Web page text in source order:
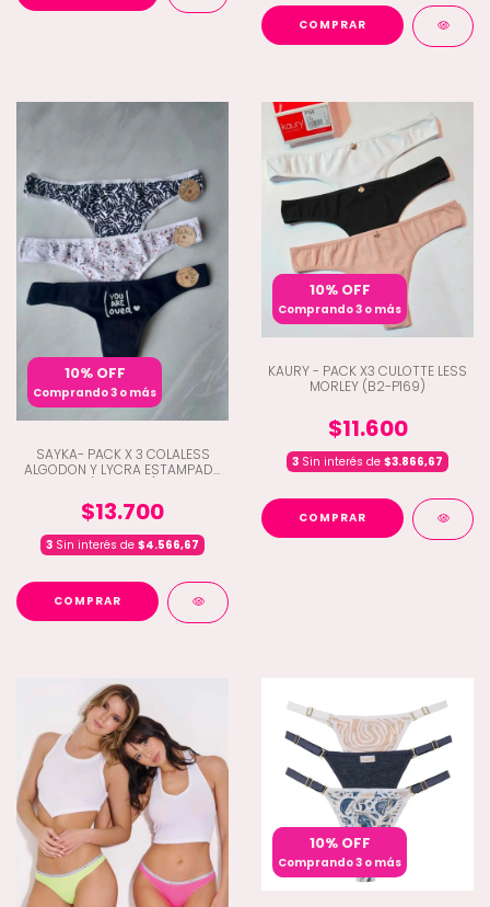
COMPRAR
10% OFF
Comprando 3 o más
SAYKA- PACK X 3 COLALESS
ALGODON Y LYCRA ESTAMPADA
$13.700
3 Sin interés de $4.566,67
COMPRAR
10% OFF
Comprando 3 o más
KAURY - PACK X3 CULOTTE LESS
MORLEY (B2-P169)
$11.600
3 Sin interés de $3.866,67
COMPRAR
10% OFF
Comprando 3 o más